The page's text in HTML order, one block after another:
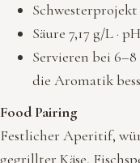
Säure 7,17 g/L ·
Servieren bei
die Aromatik
Food Pairing
Festlicher Aperitif,
gegrillter Käse,